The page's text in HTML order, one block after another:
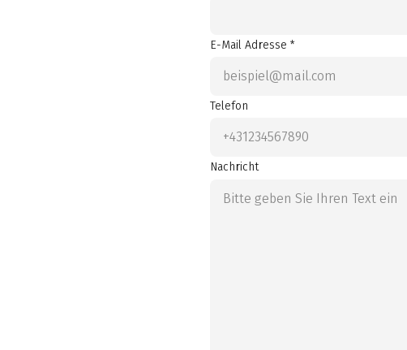
E-Mail Adresse *
Telefon
Nachricht